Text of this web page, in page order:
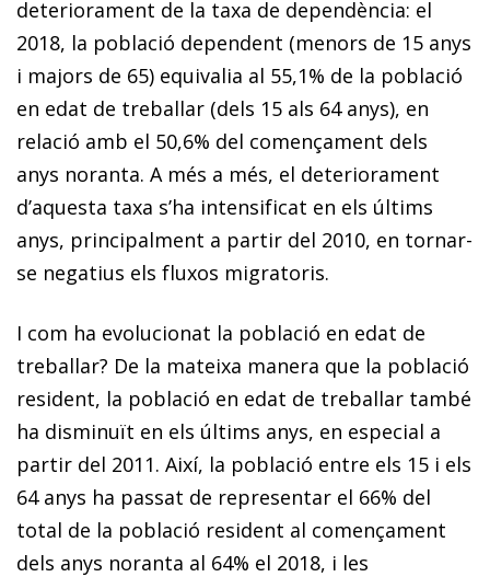
deteriorament de la taxa de dependència: el
2018, la població dependent (menors de 15 anys
i majors de 65) equivalia al 55,1% de la població
en edat de treballar (dels 15 als 64 anys), en
relació amb el 50,6% del començament dels
anys noranta. A més a més, el deteriorament
d’aquesta taxa s’ha intensificat en els últims
anys, principalment a partir del 2010, en tornar-
se negatius els fluxos migratoris.
I com ha evolucionat la població en edat de
treballar? De la mateixa manera que la població
resident, la població en edat de treballar també
ha disminuït en els últims anys, en especial a
partir del 2011. Així, la població entre els 15 i els
64 anys ha passat de representar el 66% del
total de la població resident al començament
dels anys noranta al 64% el 2018, i les